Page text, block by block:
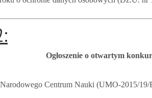
Ogłoszenie o otwartym
Centrum Nauki (UMO-2015/